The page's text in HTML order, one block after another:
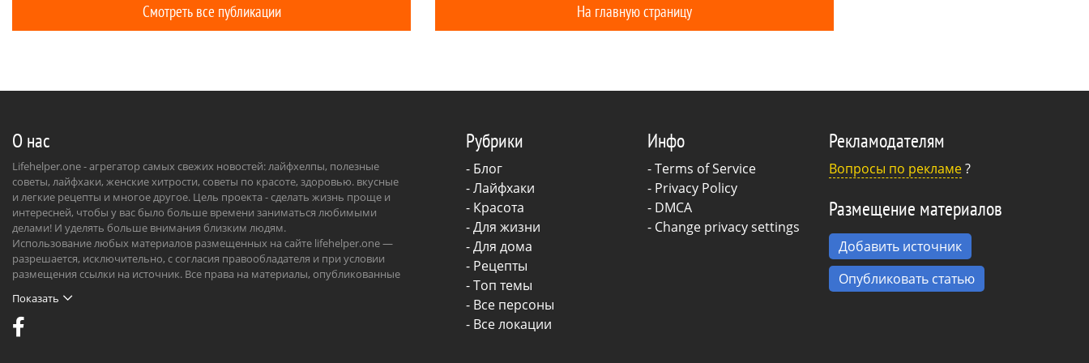
Смотреть все публикации На главную страницу
О нас
Lifehelper.one - агрегатор самых свежих новостей: лайфхелпы, полезные
советы, лайфхаки, женские хитрости, советы по красоте, здоровью. вкусные
и легкие рецепты и многое другое. Цель проекта - сделать жизнь проще и
интересней, чтобы у вас было больше времени заниматься любимыми
делами! И уделять больше внимания близким людям.
Использование любых материалов размещенных на сайте lifehelper.one —
разрешается, исключительно, с согласия правообладателя и при условии
размещения ссылки на источник. Все права на материалы, опубликованные
Показать
Рубрики
- Блог
-Лайфхаки
- Красота
-Для жизни
-Для дома
- Рецепты
- Топ темы
- Все персоны
- Все локации
Инфо
-Terms of Service
- Privacy Policy
- DMCA
- Change privacy settings
Рекламодателям
Вопросы по рекламе?
Размещение материалов
Добавить источник
Опубликовать статью